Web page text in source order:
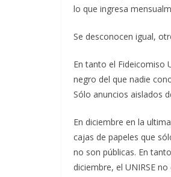
lo que ingresa
Se desconocen igual,
En tanto el Fideicomiso
negro del que nadie
Sólo anuncios aislados
En diciembre en la
cajas de papeles que
no son públicas. En
diciembre, el UNIRSE